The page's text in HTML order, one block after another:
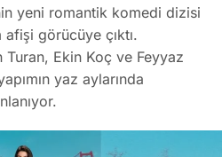
yeni romantik komedi dizisi
afişi görücüye çıktı.
Ekin Koç ve Feyyaz
yaz aylarında